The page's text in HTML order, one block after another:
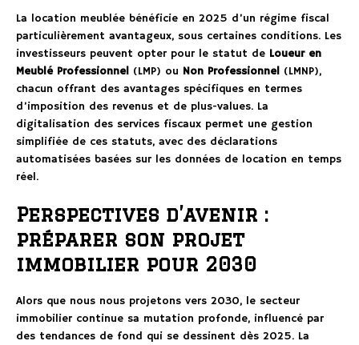
La location meublée bénéficie en 2025 d’un régime fiscal
particulièrement avantageux, sous certaines conditions. Les
investisseurs peuvent opter pour le statut de Loueur en
Meublé Professionnel (LMP) ou Non Professionnel (LMNP),
chacun offrant des avantages spécifiques en termes
d’imposition des revenus et de plus-values. La
digitalisation des services fiscaux permet une gestion
simplifiée de ces statuts, avec des déclarations
automatisées basées sur les données de location en temps
réel.
Perspectives d’avenir :
préparer son projet
immobilier pour 2030
Alors que nous nous projetons vers 2030, le secteur
immobilier continue sa mutation profonde, influencé par
des tendances de fond qui se dessinent dès 2025. La